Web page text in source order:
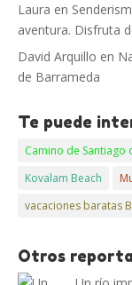
Laura en
aventura. Disfruta
David Arquillo en
de Barrameda
Te puede
Camino de Santiago
Kovalam Beach
vacaciones baratas
Otros